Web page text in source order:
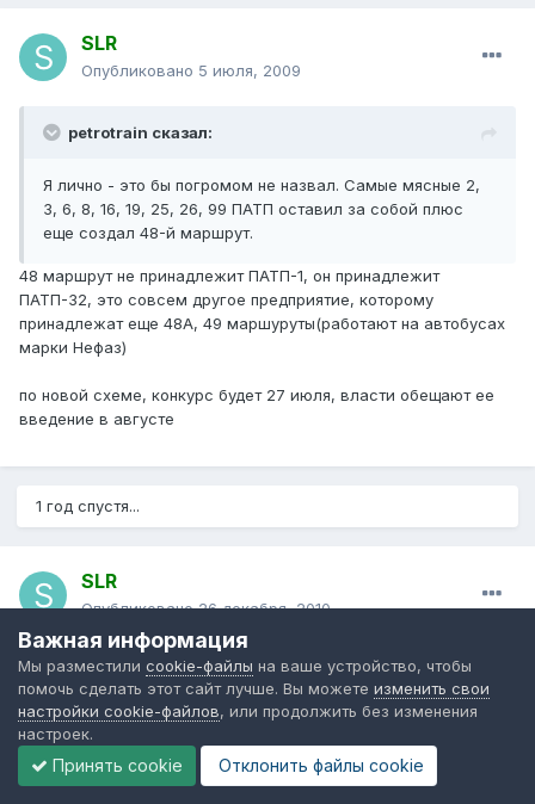
SLR
Опубликовано 5 июля, 2009
petrotrain сказал:
Я лично - это бы погромом не назвал. Самые мясные 2,
3, 6, 8, 16, 19, 25, 26, 99 ПАТП оставил за собой плюс
еще создал 48-й маршрут.
48 маршрут не принадлежит ПАТП-1, он принадлежит
ПАТП-32, это совсем другое предприятие, которому
принадлежат еще 48А, 49 маршуруты(работают на автобусах
марки Нефаз)
по новой схеме, конкурс будет 27 июля, власти обещают ее
введение в августе
1 год спустя...
SLR
Опубликовано26 декабря, 2010
c 01.01.11 в Вологде новая схема маршрутов
1 Щетинина — Льнокомбинат
2 Бригантина — Льнокомбинат
3 Лукьяново — Семёнково
4 Дальняя — Поликлиника — ВПЗ
5 Мясокомбинат — Лукьяново
Важная информация
Мы разместили cookie-файлы на ваше устройство, чтобы
помочь сделать этот сайт лучше. Вы можете изменить свои
настройки cookie-файлов, или продолжить без изменения
настроек.
Принять cookie Отклонить файлы сookie